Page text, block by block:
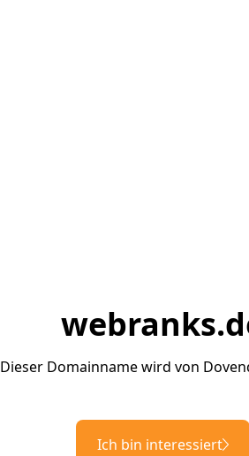
Dieser Domainname wird von
Ich bin interessiert